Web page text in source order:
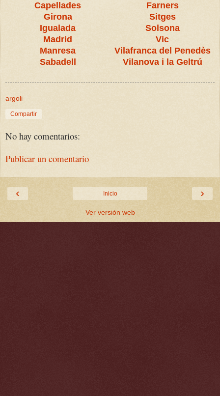
Capellades
Girona
Igualada
Madrid
Manresa
Sabadell
Farners
Sitges
Solsona
Vic
Vilafranca del Penedès
Vilanova i la Geltrú
argoli
Compartir
No hay comentarios:
Publicar un comentario
‹ ›
Inicio
Ver versión web